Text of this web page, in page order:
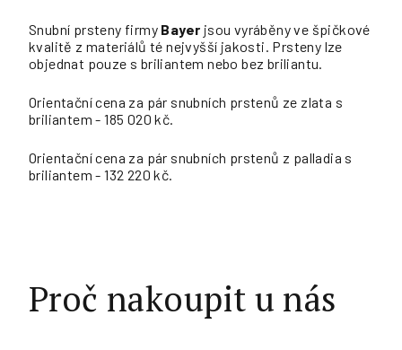
Snubní prsteny firmy Bayer jsou vyráběny ve špičkové
kvalitě z materiálů té nejvyšší jakosti. Prsteny lze
objednat pouze s briliantem nebo bez briliantu.
Orientační cena za pár snubních prstenů ze zlata s
briliantem - 185 020 kč.
Orientační cena za pár snubních prstenů z palladia s
briliantem - 132 220 kč.
Proč nakoupit u nás